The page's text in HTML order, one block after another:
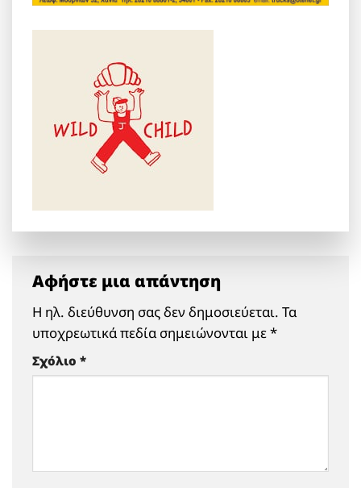
Αφήστε μια απάντηση
Η ηλ. διεύθυνση σας δεν δημοσιεύεται. Τα
υποχρεωτικά πεδία σημειώνονται με*
Σχόλιο *